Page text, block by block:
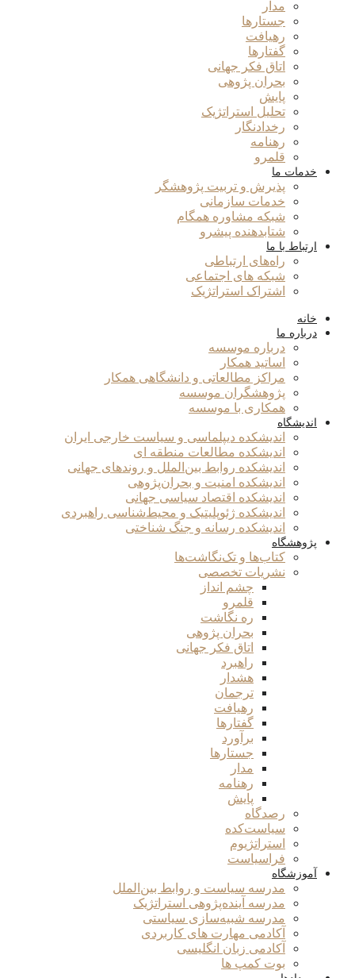
مدار
جستارها
رهیافت
گفتارها
اتاق فکر جهانی
بحران پژوهی
پایش
تحلیل استراتژیک
رخدادنگار
رهنامه
قلمرو
خدمات ما
پذیرش و تربیت پژوهشگر
خدمات سازمانی
شبکه مشاوره همگام
شتابدهنده پیشرو
ارتباط با ما
راه‌های ارتباطی
شبکه های اجتماعی
اشتراک استراتژیک
خانه
درباره ما
درباره موسسه
اساتید همکار
مراکز مطالعاتی و دانشگاهی همکار
پژوهشگران موسسه
همکاری با موسسه
اندیشگاه
اندیشکده دیپلماسی و سیاست خارجی ایران
اندیشکده مطالعات منطقه ای
اندیشکده روابط بین‌الملل و روندهای جهانی
اندیشکده امنیت و بحران‌پژوهی
اندیشکده اقتصاد سیاسی جهانی
اندیشکده ژئوپلیتیک و محیط‌شناسی راهبردی
اندیشکده رسانه و جنگ شناختی
پژوهشگاه
کتاب‌ها و تک‌نگاشت‌ها
نشریات تخصصی
چشم انداز
قلمرو
ره نگاشت
بحران پژوهی
اتاق فکر جهانی
راهبرد
هشدار
ترجمان
رهیافت
گفتارها
برآورد
جستارها
مدار
رهنامه
پایش
رصدگاه
سیاست‌کده
استراتژیوم
فراسیاست
آموزشگاه
مدرسه سیاست و روابط بین‌الملل
مدرسه آینده‌پژوهی استراتژیک
مدرسه شبیه‌سازی سیاستی
آکادمی مهارت های کاربردی
آکادمی زبان انگلیسی
بوت کمپ ها